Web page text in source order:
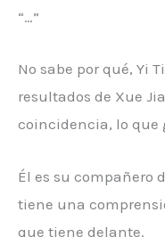
“…”
No sabe por qué, Yi
resultados de Xue
coincidencia, lo que
Él es su compañero
tiene una
que tiene delante.